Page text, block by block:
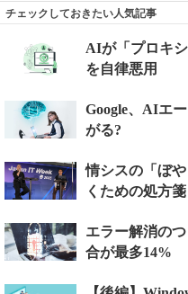
チェックしておきたい人気記事